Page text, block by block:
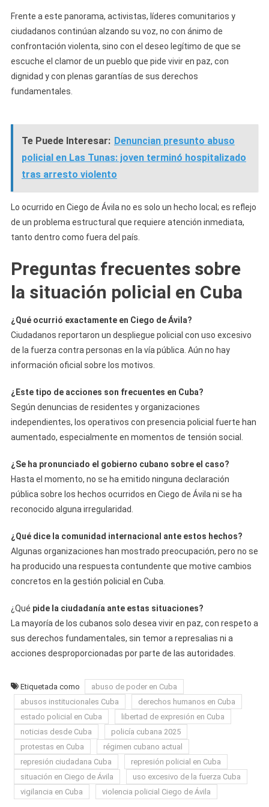
Frente a este panorama, activistas, líderes comunitarios y
ciudadanos continúan alzando su voz, no con ánimo de
confrontación violenta, sino con el deseo legítimo de que se
escuche el clamor de un pueblo que pide vivir en paz, con
dignidad y con plenas garantías de sus derechos
fundamentales.
Te Puede Interesar: Denuncian presunto abuso
policial en Las Tunas: joven terminó hospitalizado
tras arresto violento
Lo ocurrido en Ciego de Ávila no es solo un hecho local; es reflejo
de un problema estructural que requiere atención inmediata,
tanto dentro como fuera del país.
Preguntas frecuentes sobre
la situación policial en Cuba
¿Qué ocurrió exactamente en Ciego de Ávila?
Ciudadanos reportaron un despliegue policial con uso excesivo
de la fuerza contra personas en la vía pública. Aún no hay
información oficial sobre los motivos.
¿Este tipo de acciones son frecuentes en Cuba?
Según denuncias de residentes y organizaciones
independientes, los operativos con presencia policial fuerte han
aumentado, especialmente en momentos de tensión social.
¿Se ha pronunciado el gobierno cubano sobre el caso?
Hasta el momento, no se ha emitido ninguna declaración
pública sobre los hechos ocurridos en Ciego de Ávila ni se ha
reconocido alguna irregularidad.
¿Qué dice la comunidad internacional ante estos hechos?
Algunas organizaciones han mostrado preocupación, pero no se
ha producido una respuesta contundente que motive cambios
concretos en la gestión policial en Cuba.
¿Qué pide la ciudadanía ante estas situaciones?
La mayoría de los cubanos solo desea vivir en paz, con respeto a
sus derechos fundamentales, sin temor a represalias ni a
acciones desproporcionadas por parte de las autoridades.
Etiquetada como
abuso de poder en Cuba
abusos institucionales Cuba
derechos humanos en Cuba
estado policial en Cuba
libertad de expresión en Cuba
noticias desde Cuba
policía cubana 2025
protestas en Cuba
régimen cubano actual
represión ciudadana Cuba
represión policial en Cuba
situación en Ciego de Ávila
uso excesivo de la fuerza Cuba
vigilancia en Cuba
violencia policial Ciego de Ávila